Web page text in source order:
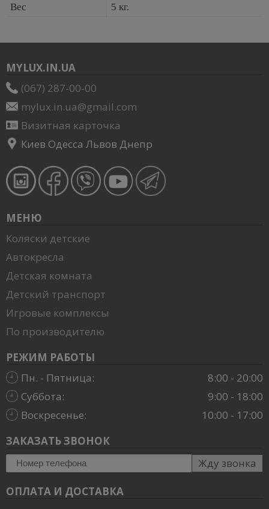
Вес
5 кг.
MYLUX.IN.UA
(067) 287-00-00
mylux.in.ua@gmail.com
Визитная карточка
Киев Одесса Львов Днепр
МЕНЮ
Коляски детские
Автокресла
Детская комната
Детский транспорт
Игровые комплексы
По производителю
РЕЖИМ РАБОТЫ
Пн. - Пятница:
8:00 - 20:00
Суббота:
9:00 - 18:00
Воскресенье:
10:00 - 17:00
ЗАКАЗАТЬ ЗВОНОК
Жду звонка
ОПЛАТА И ДОСТАВКА